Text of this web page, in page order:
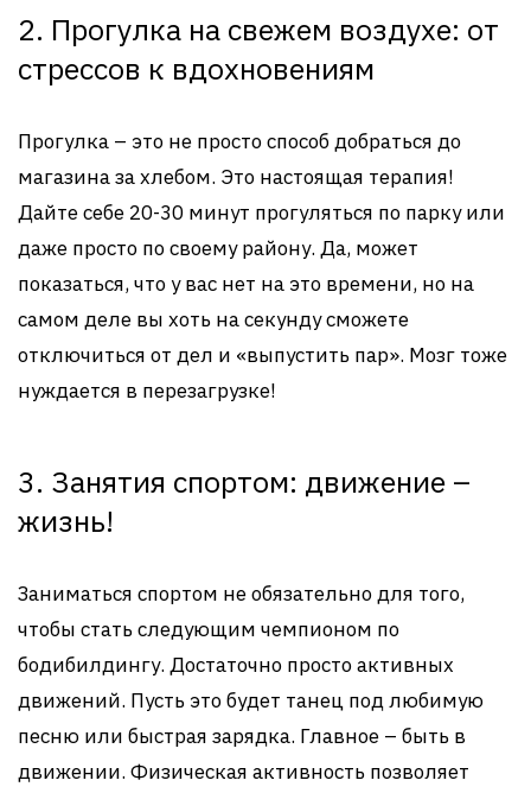
2. Прогулка на свежем воздухе: от
стрессов к вдохновениям
Прогулка – это не просто способ добраться до
магазина за хлебом. Это настоящая терапия!
Дайте себе 20-30 минут прогуляться по парку или
даже просто по своему району. Да, может
показаться, что у вас нет на это времени, но на
самом деле вы хоть на секунду сможете
отключиться от дел и «выпустить пар». Мозг тоже
нуждается в перезагрузке!
3. Занятия спортом: движение –
жизнь!
Заниматься спортом не обязательно для того,
чтобы стать следующим чемпионом по
бодибилдингу. Достаточно просто активных
движений. Пусть это будет танец под любимую
песню или быстрая зарядка. Главное – быть в
движении. Физическая активность позволяет